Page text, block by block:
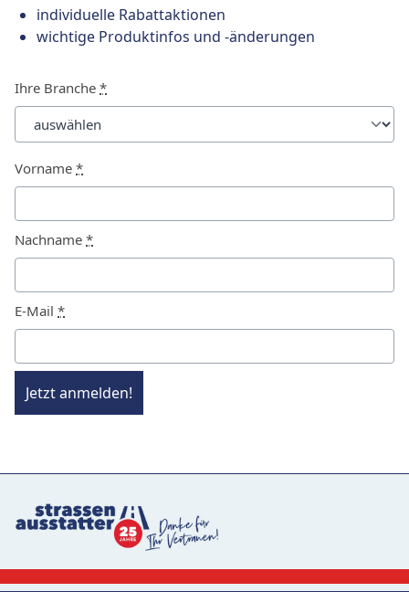
individuelle Rabattaktionen
wichtige Produktinfos und -änderungen
Ihre Branche *
Vorname *
Nachname *
E-Mail *
Jetzt anmelden!